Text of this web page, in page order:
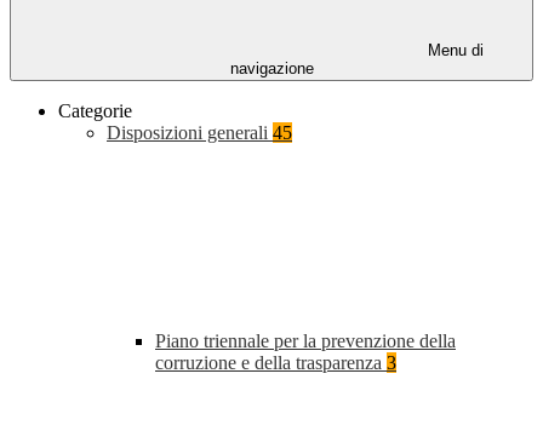
Menu di
navigazione
Categorie
Disposizioni generali 45
Piano triennale per la prevenzione della
corruzione e della trasparenza 3